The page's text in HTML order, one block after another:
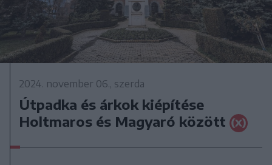
2024. november 06., szerda
Útpadka és árkok kiépítése
Holtmaros és Magyaró között